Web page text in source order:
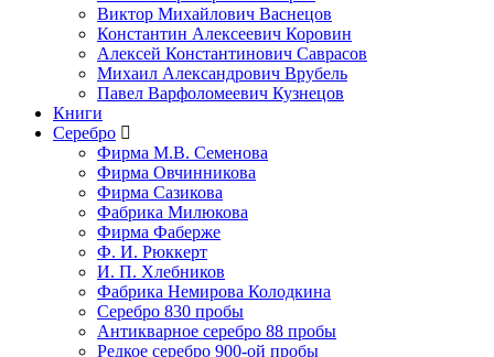
Виктор Михайлович Васнецов
Константин Алексеевич Коровин
Алексей Константинович Саврасов
Михаил Александрович Врубель
Павел Варфоломеевич Кузнецов
Книги
Серебро
Фирма М.В. Семенова
Фирма Овчинникова
Фирма Сазикова
Фабрика Милюкова
Фирма Фаберже
Ф. И. Рюккерт
И. П. Хлебников
Фабрика Немирова Колодкина
Серебро 830 пробы
Антикварное серебро 88 пробы
Редкое серебро 900-ой пробы